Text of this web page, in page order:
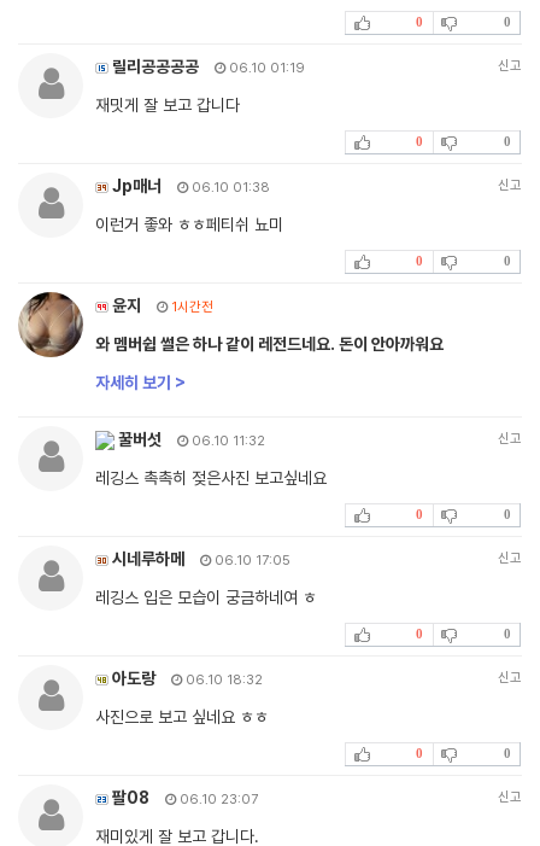
0 0
릴리공공공공 06.10 01:19 신고
재밋게 잘 보고 갑니다
0 0
Jp매너 06.10 01:38 신고
이런거 좋와 ㅎㅎ페티쉬 뇨미
0 0
윤지 1시간전
와 멤버쉽 썰은 하나 같이 레전드네요. 돈이 안아까워요
자세히 보기 >
꿀버섯 06.10 11:32 신고
레깅스 촉촉히 젖은사진 보고싶네요
0 0
시네루하메 06.10 17:05 신고
레깅스 입은 모습이 궁금하네여 ㅎ
0 0
아도랑 06.10 18:32 신고
사진으로 보고 싶네요 ㅎㅎ
0 0
팔08 06.10 23:07 신고
재미있게 잘 보고 갑니다.